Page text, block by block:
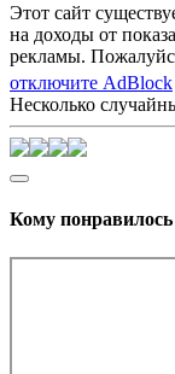
Этот сайт
на доходы от показа
рекламы.
отключите AdBlock
Несколько
Кому понравилось